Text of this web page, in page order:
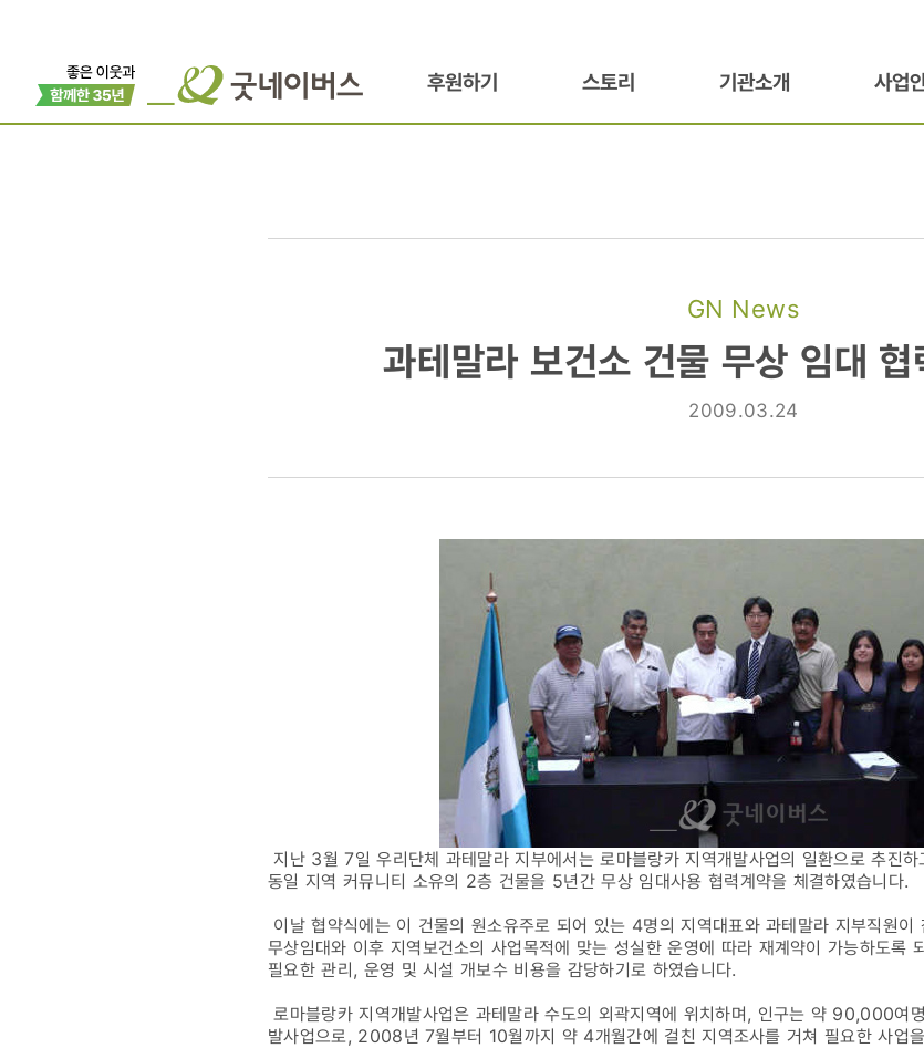
후원하기 스토리 기관소개 사업
GN News
과테말라
건물
과테말라 보건소 건물 무상 임대 협
2009.03.24
지난 3월 7일 우리단체 과테말라 지부에서는 로마블랑카 지역개발사업의 일환으로 추진
동일 지역 커뮤니티 소유의 2층 건물을 5년간 무상 임대사용 협력계약을 체결하였습니다.
이날 협약식에는 이 건물의 원소유주로 되어 있는 4명의 지역대표와 과테말라 지부직원
무상임대와 이후 지역보건소의 사업목적에 맞는 성실한 운영에 따라 재계약이 가능하도록
필요한 관리, 운영 및 시설 개보수 비용을 감당하기로 하였습니다.
로마블랑카 지역개발사업은 과테말라 수도의 외곽지역에 위치하며, 인구는 약 90,000여
발사업으로, 2008년 7월부터 10월까지 약 4개월간에 걸친 지역조사를 거쳐 필요한 사업